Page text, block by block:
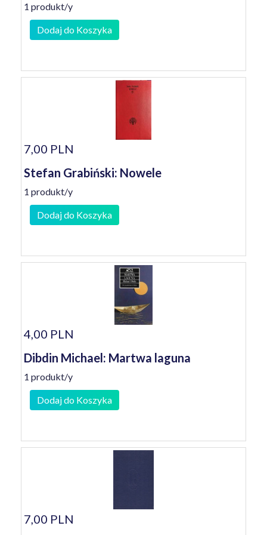
1 produkt/y
Dodaj do Koszyka
7,00 PLN
Stefan Grabiński: Nowele
1 produkt/y
Dodaj do Koszyka
4,00 PLN
Dibdin Michael: Martwa laguna
1 produkt/y
Dodaj do Koszyka
7,00 PLN